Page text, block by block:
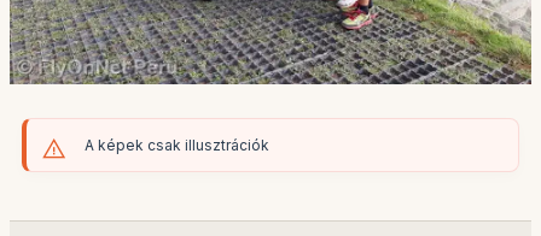
A képek csak illusztrációk